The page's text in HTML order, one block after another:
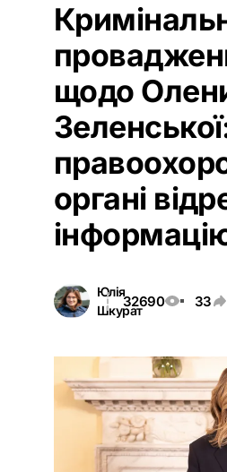
щодо
органі
Юлія
Шкурат
32690 33